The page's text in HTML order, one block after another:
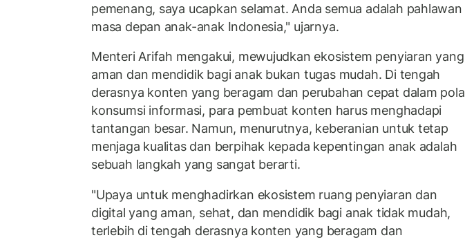
pemenang, saya ucapkan selamat. Anda semua adalah pahlawan
masa depan anak-anak Indonesia," ujarnya.
Menteri Arifah mengakui, mewujudkan ekosistem penyiaran yang
aman dan mendidik bagi anak bukan tugas mudah. Di tengah
derasnya konten yang beragam dan perubahan cepat dalam pola
konsumsi informasi, para pembuat konten harus menghadapi
tantangan besar. Namun, menurutnya, keberanian untuk tetap
menjaga kualitas dan berpihak kepada kepentingan anak adalah
sebuah langkah yang sangat berarti.
"Upaya untuk menghadirkan ekosistem ruang penyiaran dan
digital yang aman, sehat, dan mendidik bagi anak tidak mudah,
terlebih di tengah derasnya konten yang beragam dan